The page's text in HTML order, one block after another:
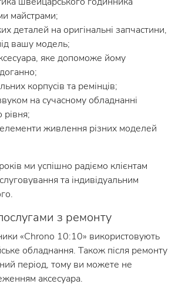
майстрами;
деталей на оригінальні запчастини,
вашу модель;
яке допоможе йому
корпусів та ремінців;
на сучасному обладнанні
рівня;
живлення різних моделей
ми успішно радіємо клієнтам
та індивідуальним
з ремонту
«Chrono 10:10» використовують
обладнання. Також після ремонту
період, тому ви можете не
аксесуара.